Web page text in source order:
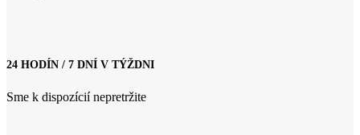
24 HODÍN / 7 DNÍ V TÝŽDNI
Sme k dispozícií nepretržite